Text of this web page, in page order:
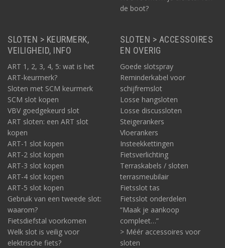
de boot?
SLOTEN > KEURMERK,
VEILIGHEID, INFO
ART 1, 2, 3, 4, 5: wat is het
ART-keurmerk?
Sloten met SCM keurmerk
SCM slot kopen
VBV goedgekeurd slot
ART sloten: een ART slot
kopen
ART-1 slot kopen
ART-2 slot kopen
ART-3 slot kopen
ART-4 slot kopen
ART-5 slot kopen
Gebruik van een tweede slot:
waarom?
Fietsdiefstal voorkomen
Welk slot is veilig voor
elektrische fiets?
SLOTEN > ACCESSOIRES
EN OVERIG
Goede slotspray
Reminderkabel voor
schijfremslot
Losse hangsloten
Losse discussloten
Steigerankers
Vloerankers
Insteekkettingen
Fietsverlichting
Terraskabels / sloten
terrasmeubilair
Fietsslot tas
Fietsslot onderdelen
“Maak je aankoop
compleet…”
> Méér accessoires voor
sloten